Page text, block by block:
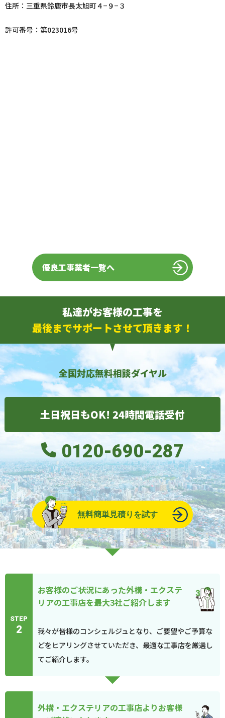
住所：三重県鈴鹿市長太旭町４−９−３
許可番号：第023016号
優良工事業者一覧へ
私達がお客様の工事を
最後までサポートさせて頂きます！
全国対応無料相談ダイヤル
土日祝日もOK! 24時間電話受付
0120-690-287
無料簡単見積りを試す
STEP
2
お客様のご状況にあった外構・エクステ
リアの工事店を最大3社ご紹介します
我々が皆様のコンシェルジュとなり、ご要望やご予算な
どをヒアリングさせていただき、最適な工事店を厳選し
てご紹介します。
外構・エクステリアの工事店よりお客様